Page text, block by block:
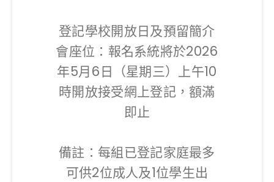
登記學校開放日及預留簡介
會座位：報名系統將於2026
年5月6日（星期三）上午10
時開放接受網上登記，額滿
即止
備註：每組已登記家庭最多
可供2位成人及1位學生出